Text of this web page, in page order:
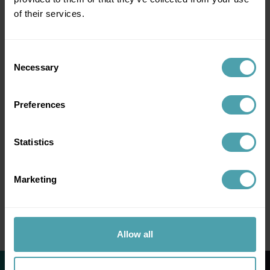
of their services.
Selection
Necessary
Preferences
Statistics
Marketing
Allow all